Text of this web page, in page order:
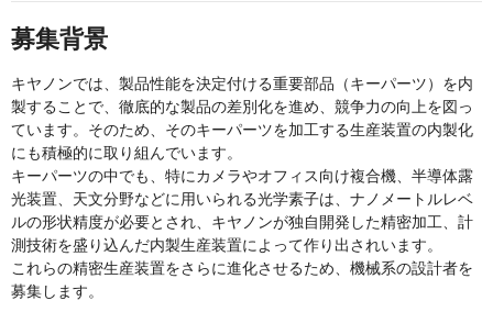
募集背景
キヤノンでは、製品性能を決定付ける重要部品（キーパーツ）を内
製することで、徹底的な製品の差別化を進め、競争力の向上を図っ
ています。そのため、そのキーパーツを加工する生産装置の内製化
にも積極的に取り組んでいます。
キーパーツの中でも、特にカメラやオフィス向け複合機、半導体露
光装置、天文分野などに用いられる光学素子は、ナノメートルレベ
ルの形状精度が必要とされ、キヤノンが独自開発した精密加工、計
測技術を盛り込んだ内製生産装置によって作り出されいます。
これらの精密生産装置をさらに進化させるため、機械系の設計者を
募集します。